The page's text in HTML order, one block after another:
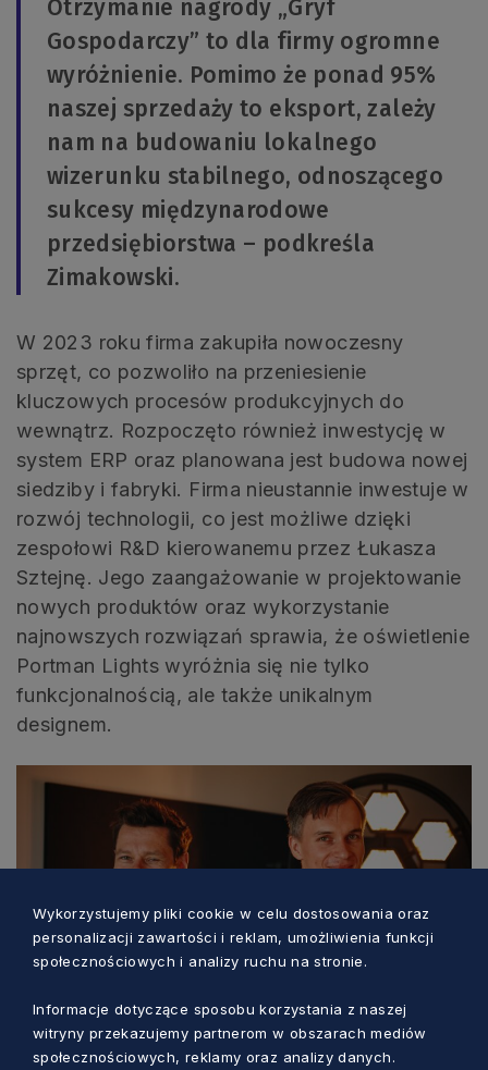
Otrzymanie nagrody „Gryf
Gospodarczy” to dla firmy ogromne
wyróżnienie. Pomimo że ponad 95%
naszej sprzedaży to eksport, zależy
nam na budowaniu lokalnego
wizerunku stabilnego, odnoszącego
sukcesy międzynarodowe
przedsiębiorstwa – podkreśla
Zimakowski.
W 2023 roku firma zakupiła nowoczesny
sprzęt, co pozwoliło na przeniesienie
kluczowych procesów produkcyjnych do
wewnątrz. Rozpoczęto również inwestycję w
system ERP oraz planowana jest budowa nowej
siedziby i fabryki. Firma nieustannie inwestuje w
rozwój technologii, co jest możliwe dzięki
zespołowi R&D kierowanemu przez Łukasza
Sztejnę. Jego zaangażowanie w projektowanie
nowych produktów oraz wykorzystanie
najnowszych rozwiązań sprawia, że oświetlenie
Portman Lights wyróżnia się nie tylko
funkcjonalnością, ale także unikalnym
designem.
Wykorzystujemy pliki cookie w celu dostosowania oraz
personalizacji zawartości i reklam, umożliwienia funkcji
społecznościowych i analizy ruchu na stronie.
Informacje dotyczące sposobu korzystania z naszej
witryny przekazujemy partnerom w obszarach mediów
społecznościowych, reklamy oraz analizy danych.